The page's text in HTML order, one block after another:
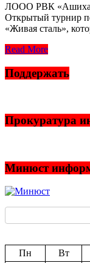
ЛООО РВК
Открытый турнир
«Живая сталь»,
Read More
Поддержать
Прокуратура
Минюст
Пн
Вт